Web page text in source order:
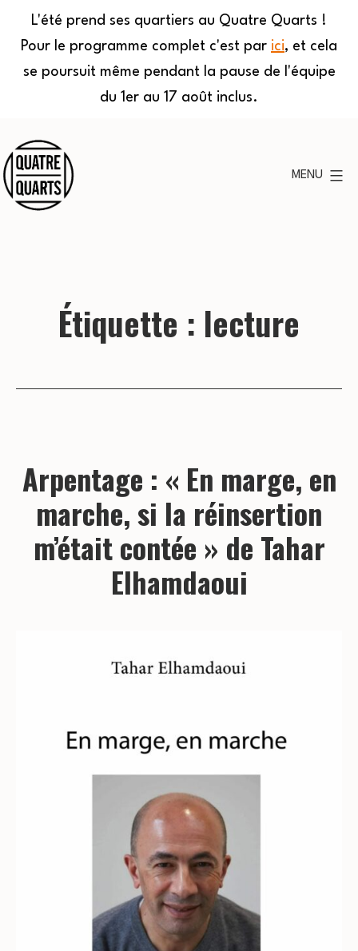
L'été prend ses quartiers au Quatre Quarts !
Pour le programme complet c'est par ici, et cela
se poursuit même pendant la pause de l'équipe
du 1er au 17 août inclus.
au
contenu
MENU
Étiquette : lecture
Arpentage : « En marge, en
marche, si la réinsertion
m’était contée » de Tahar
Elhamdaoui